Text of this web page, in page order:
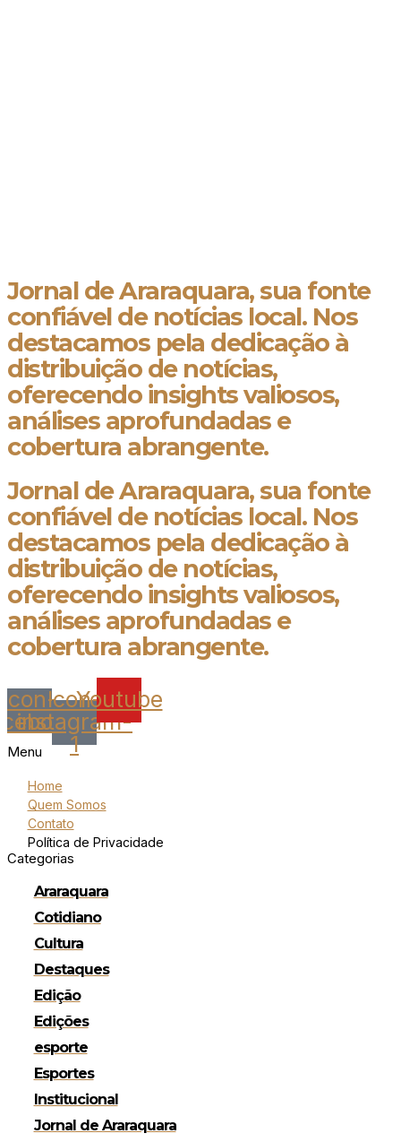
Jornal de Araraquara, sua fonte
confiável de notícias local. Nos
destacamos pela dedicação à
distribuição de notícias,
oferecendo insights valiosos,
análises aprofundadas e
cobertura abrangente.
Jornal de Araraquara, sua fonte
confiável de notícias local. Nos
destacamos pela dedicação à
distribuição de notícias,
oferecendo insights valiosos,
análises aprofundadas e
cobertura abrangente.
Icon-Icon-
instagram-
1
Youtube
Menu
Home
Quem Somos
Contato
Política de Privacidade
Categorias
Araraquara
Cotidiano
Cultura
Destaques
Edição
Edições
esporte
Esportes
Institucional
Jornal de Araraquara